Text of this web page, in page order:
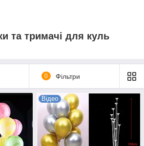
та тримачі для куль
0 Фільтри
Відео